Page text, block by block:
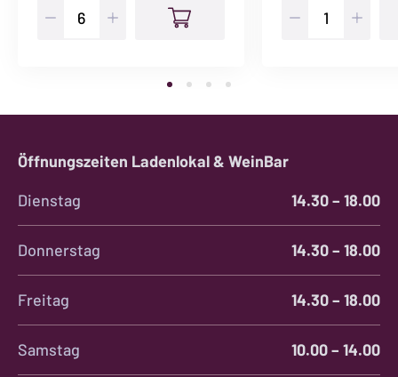
Öffnungszeiten Ladenlokal & WeinBar
Dienstag
14.30 – 18.00
Donnerstag 14.30 – 18.00
Freitag 14.30 – 18.00
Samstag 10.00 – 14.00